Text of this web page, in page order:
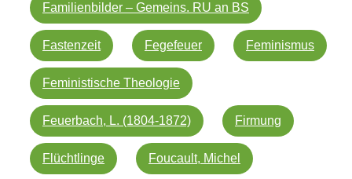
Familienbilder – Gemeins. RU an BS
Fastenzeit Fegefeuer Feminismus
Feministische Theologie
Feuerbach, L. (1804-1872) Firmung
Flüchtlinge Foucault, Michel